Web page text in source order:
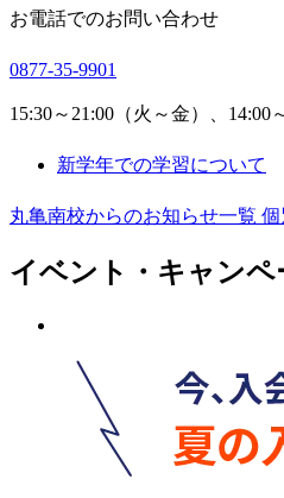
お電話でのお問い合わせ
0877-35-9901
15:30～21:00（火～金）、14:00
新学年での学習について
丸亀南校からのお知らせ一覧 個
イベント・キャンペ